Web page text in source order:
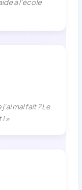
à l’école
mal fait ? Le
»